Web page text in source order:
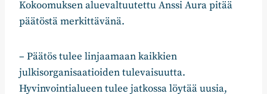
Kokoomuksen aluevaltuutettu Anssi Aura pitää
päätöstä merkittävänä.
– Päätös tulee linjaamaan kaikkien
julkisorganisaatioiden tulevaisuutta.
Hyvinvointialueen tulee jatkossa löytää uusia,